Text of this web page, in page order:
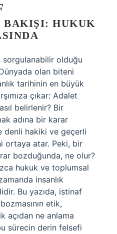
BAKIŞI: HUKUK
sorgulanabilir olduğu
olan biteni
tarihinin en büyük
çıkar: Adalet
belirlenir? Bir
adına bir karar
denli hakiki ve geçerli
ortaya atar. Peki, bir
bozduğunda, ne olur?
hukuk ve toplumsal
insanlık
Bu yazıda, istinaf
etik,
açıdan ne anlama
sürecin derin felsefi